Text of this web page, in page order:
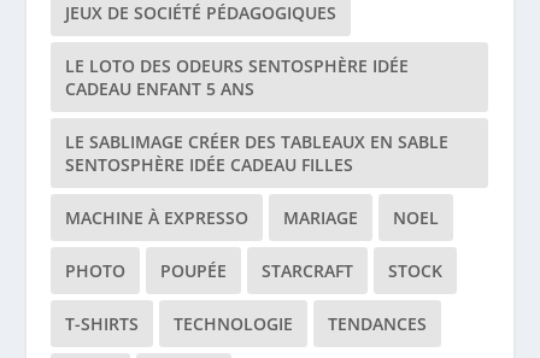
JEUX DE SOCIÉTÉ PÉDAGOGIQUES
LE LOTO DES ODEURS SENTOSPHÈRE IDÉE
CADEAU ENFANT 5 ANS
LE SABLIMAGE CRÉER DES TABLEAUX EN SABLE
SENTOSPHÈRE IDÉE CADEAU FILLES
MACHINE À EXPRESSO MARIAGE NOEL
PHOTO POUPÉE STARCRAFT STOCK
T-SHIRTS TECHNOLOGIE TENDANCES